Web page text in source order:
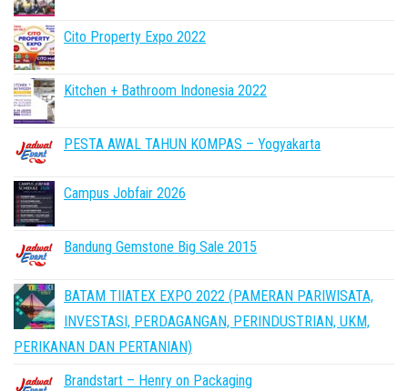
Cito Property Expo 2022
Kitchen + Bathroom Indonesia 2022
PESTA AWAL TAHUN KOMPAS – Yogyakarta
Campus Jobfair 2026
Bandung Gemstone Big Sale 2015
BATAM TIIATEX EXPO 2022 (PAMERAN PARIWISATA,
INVESTASI, PERDAGANGAN, PERINDUSTRIAN, UKM,
PERIKANAN DAN PERTANIAN)
Brandstart – Henry on Packaging